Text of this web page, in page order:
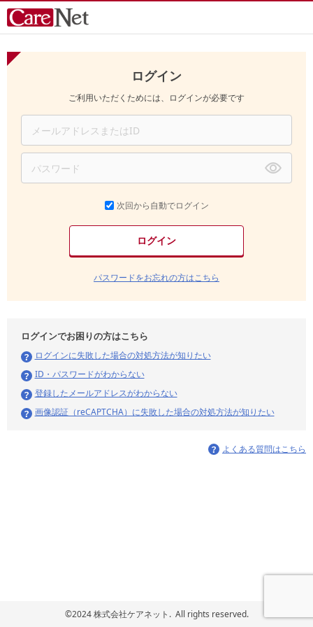
ログイン
ご利用いただくためには、ログインが必要です
次回から自動でログイン
パスワードをお忘れの方はこちら
ログインでお困りの方はこちら
ログインに失敗した場合の対処方法が知りたい
ID・パスワードがわからない
登録したメールアドレスがわからない
画像認証（reCAPTCHA）に失敗した場合の対処方法が知りたい
よくある質問はこちら
©2024 株式会社ケアネット. All rights reserved.